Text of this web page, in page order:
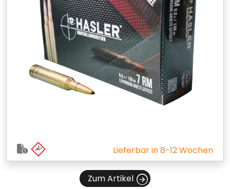
Lieferbar in 8-12 Wochen
Zum Artikel